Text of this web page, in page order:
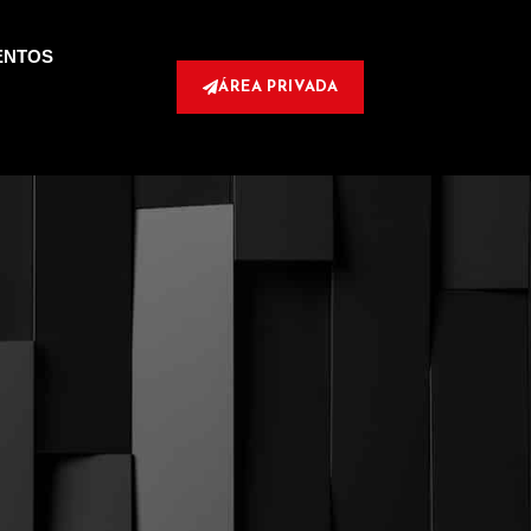
ÁREA PRIVADA